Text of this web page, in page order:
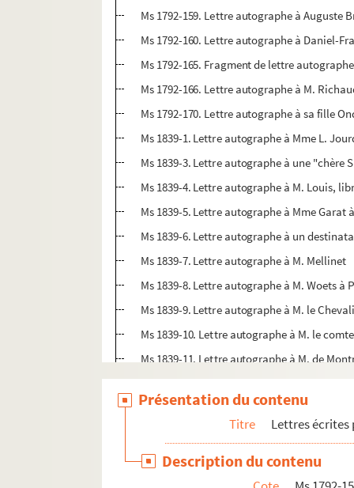
Ms 1792-159. Lettre autographe à Auguste
Ms 1792-160. Lettre autographe à Daniel-
Ms 1792-165. Fragment de lettre
Ms 1792-166. Lettre autographe à M.
Ms 1792-170. Lettre autographe à sa fille
Ms 1839-1. Lettre autographe à Mme L.
Ms 1839-3. Lettre autographe à une "chère
Ms 1839-4. Lettre autographe à M. Louis,
Ms 1839-5. Lettre autographe à Mme Garat
Ms 1839-6. Lettre autographe à un
Ms 1839-7. Lettre autographe à M. Mellinet
Ms 1839-8. Lettre autographe à M. Woets à
Ms 1839-9. Lettre autographe à M. le
Ms 1839-10. Lettre autographe à M. le
Ms 1839-11. Lettre autographe à M. de
Ms 1839-12. Lettre autographe à Jean-
Ms 1839-13. Lettre autographe à M.
Ms 1839-14. Lettre autographe à M.
Ms 1839-15. Lettre autographe à M.
Ms 1839-16. Lettre autographe à M. Alexis
Présentation du contenu
Titre Lettres écrites
Description du contenu